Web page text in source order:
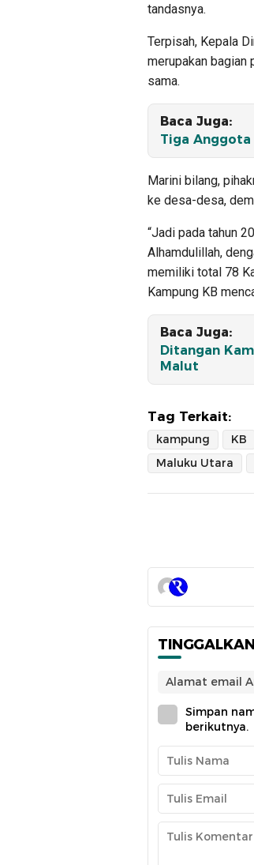
tandasnya.
Terpisah, Kepala
merupakan bagian
sama.
Baca Juga:
Tiga
Marini bilang,
ke desa-desa,
“Jadi pada tahun
Alhamdulillah,
memiliki total 78
Kampung KB
Baca Juga:
Ditangan
Malut
Tag Terkait:
kampung KB
Maluku Utara
Alamat email
Simpan
berikutnya.